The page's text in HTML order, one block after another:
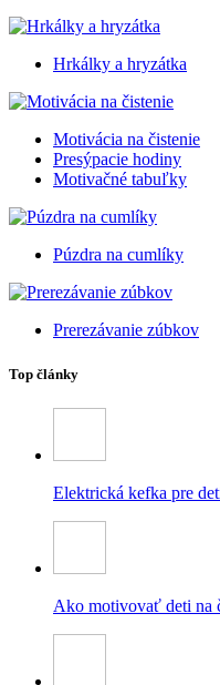
Hrkálky a hryzátka
Motivácia na čistenie
Presýpacie hodiny
Motivačné tabuľky
Púzdra na cumlíky
Prerezávanie zúbkov
Top články
Elektrická kefka pre
Ako motivovať deti na